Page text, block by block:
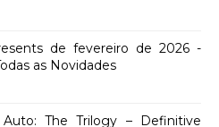
de fevereiro de 2026 -
as Novidades
The Trilogy – Definitive